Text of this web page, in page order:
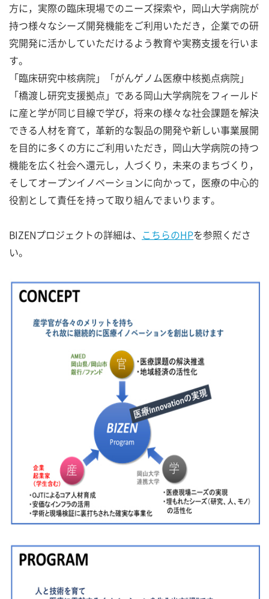
方に，実際の臨床現場でのニーズ探索や，岡山大学病院が
持つ様々なシーズ開発機能をご利用いただき，企業での研
究開発に活かしていただけるよう教育や実務支援を行いま
す。
「臨床研究中核病院」「がんゲノム医療中核拠点病院」
「橋渡し研究支援拠点」である岡山大学病院をフィールド
に産と学が同じ目線で学び，将来の様々な社会課題を解決
できる人材を育て，革新的な製品の開発や新しい事業展開
を目的に多くの方にご利用いただき，岡山大学病院の持つ
機能を広く社会へ還元し，人づくり，未来のまちづくり，
そしてオープンイノベーションに向かって，医療の中心的
役割として責任を持って取り組んでまいります。
BIZENプロジェクトの詳細は、 こちらのHPを参照くださ
い。